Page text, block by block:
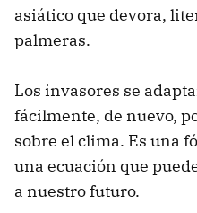
asiático que devora,
palmeras.
Los invasores se
fácilmente, de nuevo,
sobre el clima. Es una
una ecuación que
a nuestro futuro.